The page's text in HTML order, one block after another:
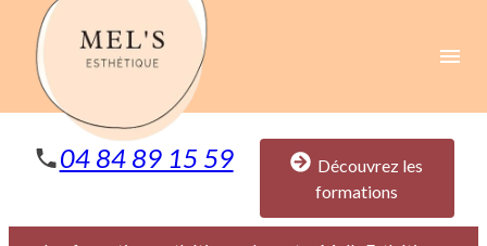
menu
04 84 89 15 59
Découvrez les
formations
Panneau de gestion des cookies